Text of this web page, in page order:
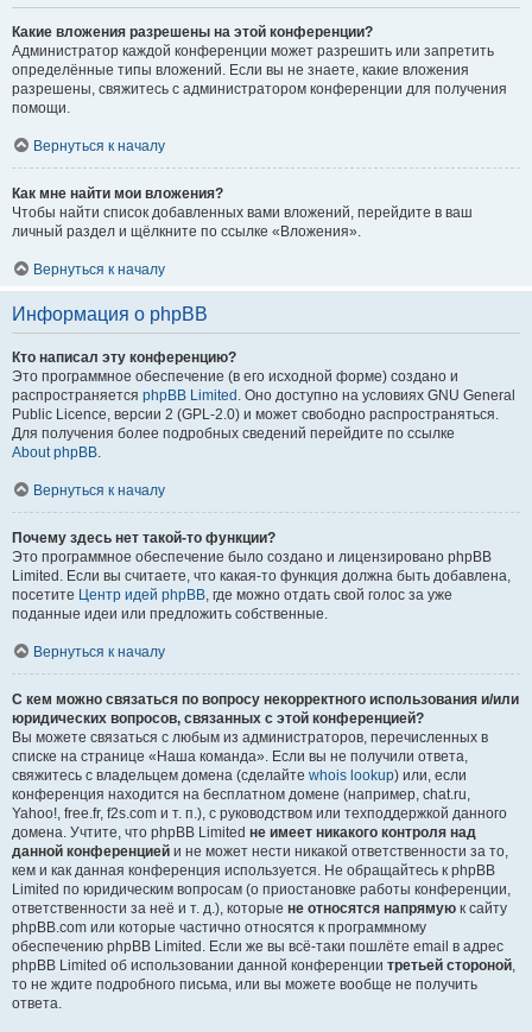
Какие вложения разрешены на этой конференции?
Администратор каждой конференции может разрешить или запретить
определённые типы вложений. Если вы не знаете, какие вложения
разрешены, свяжитесь с администратором конференции для получения
помощи.
Вернуться к началу
Как мне найти мои вложения?
Чтобы найти список добавленных вами вложений, перейдите в ваш
личный раздел и щёлкните по ссылке «Вложения».
Вернуться к началу
Информация о phpBB
Кто написал эту конференцию?
Это программное обеспечение (в его исходной форме) создано и
распространяется phpBB Limited . Оно доступно на условиях GNU General
Public Licence, версии 2 (GPL-2.0) и может свободно распространяться.
Для получения более подробных сведений перейдите по ссылке
About phpBB.
Вернуться к началу
Почему здесь нет такой-то функции?
Это программное обеспечение было создано и лицензировано phpBB
Limited. Если вы считаете, что какая-то функция должна быть добавлена,
посетите Центр идей phpBB, где можно отдать свой голос за уже
поданные идеи или предложить собственные.
Вернуться к началу
С кем можно связаться по вопросу некорректного использования и/или
юридических вопросов, связанных с этой конференцией?
Вы можете связаться с любым из администраторов, перечисленных в
списке на странице «Наша команда». Если вы не получили ответа,
свяжитесь с владельцем домена (сделайте whois lookup) или, если
конференция находится на бесплатном домене (например, chat.ru,
Yahoo!, free.fr, f2s.com и т. п.), с руководством или техподдержкой данного
домена. Учтите, что phpBB Limited не имеет никакого контроля над
данной конференцией и не может нести никакой ответственности за то,
кем и как данная конференция используется. Не обращайтесь к phpBB
Limited по юридическим вопросам (о приостановке работы конференции,
ответственности за неё и т. д.), которые не относятся напрямую к сайту
phpBB.com или которые частично относятся к программному
обеспечению phpBB Limited. Если же вы всё-таки пошлёте email в адрес
phpBB Limited об использовании данной конференции третьей стороной,
то не ждите подробного письма, или вы можете вообще не получить
ответа.